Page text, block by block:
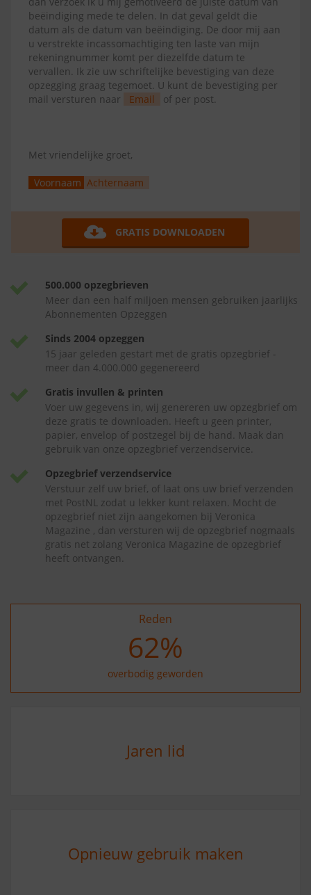
beëindiging mede te delen. In dat geval geldt die
datum als de datum van beëindiging. De door mij aan
u verstrekte incassomachtiging ten laste van mijn
rekeningnummer komt per diezelfde datum te
vervallen. Ik zie uw schriftelijke bevestiging van deze
opzegging graag tegemoet. U kunt de bevestiging per
mail versturen naar
Email of per post.
Met vriendelijke groet,
Voornaam Achternaam
GRATIS DOWNLOADEN
500.000 opzegbrieven
Meer dan een half miljoen mensen gebruiken jaarlijks
Abonnementen Opzeggen
Sinds 2004 opzeggen
15 jaar geleden gestart met de gratis opzegbrief -
meer dan 4.000.000 gegenereerd
Gratis invullen & printen
Voer uw gegevens in, wij genereren uw opzegbrief om
deze gratis te downloaden. Heeft u geen printer,
papier, envelop of postzegel bij de hand. Maak dan
gebruik van onze opzegbrief verzendservice.
Opzegbrief verzendservice
Verstuur zelf uw brief, of laat ons uw brief verzenden
met PostNL zodat u lekker kunt relaxen. Mocht de
opzegbrief niet zijn aangekomen bij Veronica
Magazine , dan versturen wij de opzegbrief nogmaals
gratis net zolang Veronica Magazine de opzegbrief
heeft ontvangen.
Reden
73%
overbodig geworden
Jaren lid
Opnieuw gebruik maken